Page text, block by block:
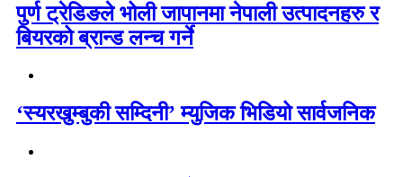
पुर्ण ट्रेडिङले भोली जापानमा नेपाली उत्पादनहरु र
बियरको ब्रान्ड लन्च गर्ने
‘स्यरखुम्बुकी सम्दिनी’ म्युजिक भिडियो सार्वजनिक